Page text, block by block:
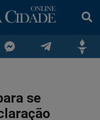
no
no
se